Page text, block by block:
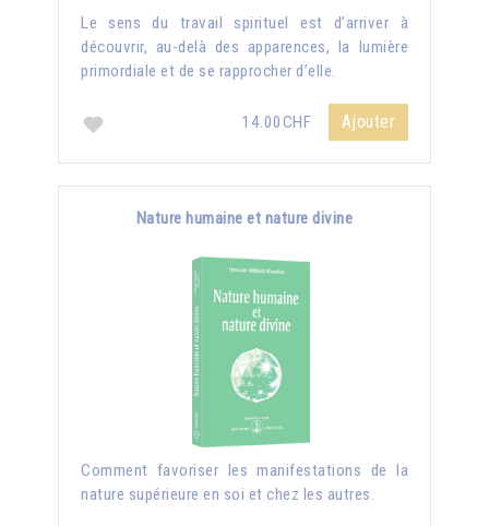
Le sens du travail spirituel est d’arriver à
découvrir, au-delà des apparences, la lumière
primordiale et de se rapprocher d’elle.
14.00CHF Ajouter
Nature humaine et nature divine
Comment favoriser les manifestations de la
nature supérieure en soi et chez les autres.